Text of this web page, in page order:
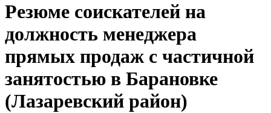
Резюме соискателей на
должность менеджера
прямых продаж с частичной
занятостью в Барановке
(Лазаревский район)